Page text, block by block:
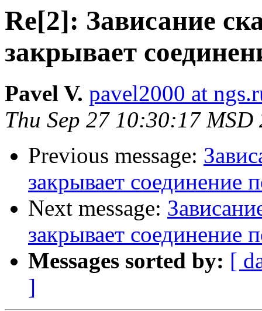
Re[2]: Зависание
закрывает
Pavel V. pavel2000 at
Thu Sep 27 10:30:17 MSD
Previous message:
закрывает соединение
Next message:
закрывает соединение
Messages sorted by: [
]